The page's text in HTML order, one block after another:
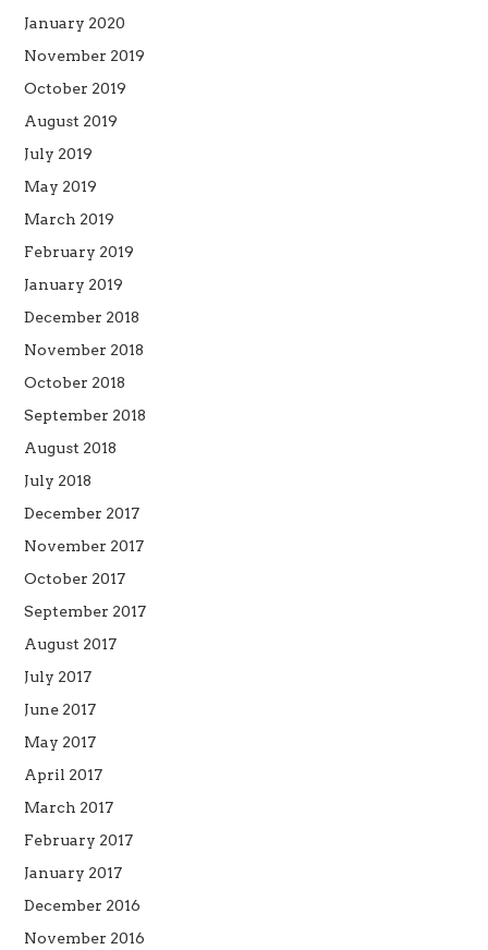
January 2020
November 2019
October 2019
August 2019
July 2019
May 2019
March 2019
February 2019
January 2019
December 2018
November 2018
October 2018
September 2018
August 2018
July 2018
December 2017
November 2017
October 2017
September 2017
August 2017
July 2017
June 2017
May 2017
April 2017
March 2017
February 2017
January 2017
December 2016
November 2016